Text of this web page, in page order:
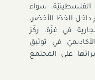
سواء
داخل الخطّ الأخضر،
في غزّة. ركّز
في توثيق
على المجتمع